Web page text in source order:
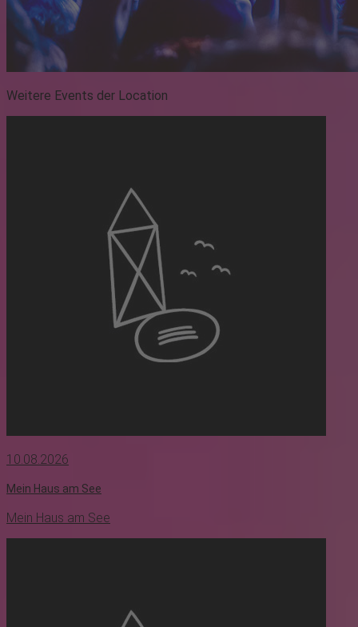
Weitere Events der Location
10.08.2026
Mein Haus am See
Mein Haus am See